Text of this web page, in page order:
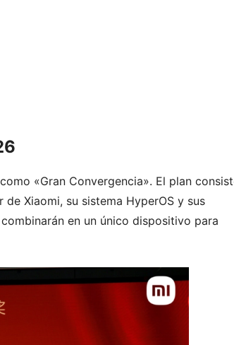
«Gran Convergencia». El plan
Xiaomi, su sistema HyperOS y sus
en un único dispositivo para